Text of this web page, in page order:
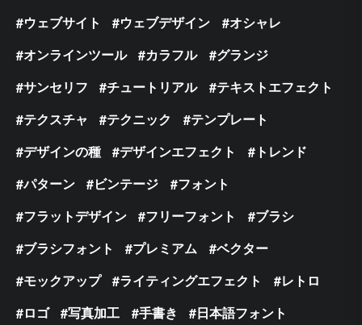
ウェブサイト
ウェブデザイン
オシャレ
オンラインツール
カラフル
グランジ
サンセリフ
チュートリアル
テキストエフェクト
テクスチャ
テクニック
テンプレート
デザインの種
デザインエフェクト
トレンド
パターン
ビンテージ
フォント
フラットデザイン
フリーフォント
ブラシ
ブラシフォント
プレミアム
ベクター
モックアップ
ライティングエフェクト
レトロ
ロゴ
写真加工 手書き 日本語フォント